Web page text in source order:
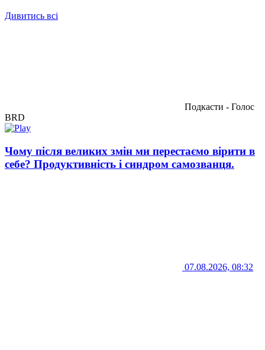
Дивитись всі
Подкасти - Голос
BRD
Чому після великих змін ми перестаємо вірити в
себе? Продуктивність і синдром самозванця.
07.08.2026, 08:32